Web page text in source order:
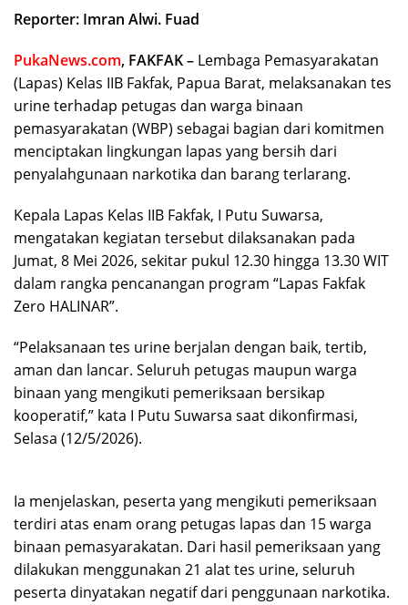
Reporter: Imran Alwi. Fuad
PukaNews.com, FAKFAK – Lembaga Pemasyarakatan
(Lapas) Kelas IIB Fakfak, Papua Barat, melaksanakan tes
urine terhadap petugas dan warga binaan
pemasyarakatan (WBP) sebagai bagian dari komitmen
menciptakan lingkungan lapas yang bersih dari
penyalahgunaan narkotika dan barang terlarang.
Kepala Lapas Kelas IIB Fakfak, I Putu Suwarsa,
mengatakan kegiatan tersebut dilaksanakan pada
Jumat, 8 Mei 2026, sekitar pukul 12.30 hingga 13.30 WIT
dalam rangka pencanangan program “Lapas Fakfak
Zero HALINAR”.
“Pelaksanaan tes urine berjalan dengan baik, tertib,
aman dan lancar. Seluruh petugas maupun warga
binaan yang mengikuti pemeriksaan bersikap
kooperatif,” kata I Putu Suwarsa saat dikonfirmasi,
Selasa (12/5/2026).
Ia menjelaskan, peserta yang mengikuti pemeriksaan
terdiri atas enam orang petugas lapas dan 15 warga
binaan pemasyarakatan. Dari hasil pemeriksaan yang
dilakukan menggunakan 21 alat tes urine, seluruh
peserta dinyatakan negatif dari penggunaan narkotika.